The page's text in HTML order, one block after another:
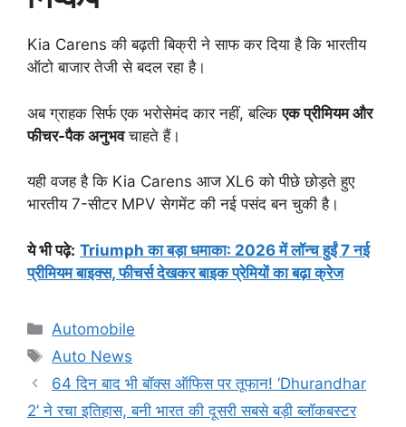
Kia Carens की बढ़ती बिक्री ने साफ कर दिया है कि भारतीय
ऑटो बाजार तेजी से बदल रहा है।
अब ग्राहक सिर्फ एक भरोसेमंद कार नहीं, बल्किएक प्रीमियम और
फीचर-पैक अनुभवचाहते हैं।
यही वजह है कि Kia Carens आज XL6 को पीछे छोड़ते हुए
भारतीय 7-सीटर MPV सेगमेंट की नई पसंद बन चुकी है।
ये भी पढ़े: Triumph का बड़ा धमाका: 2026 में लॉन्च हुईं 7 नई
प्रीमियम बाइक्स, फीचर्स देखकर बाइक प्रेमियों का बढ़ा क्रेज
Categories
Automobile
Tags
Auto News
64 दिन बाद भी बॉक्स ऑफिस पर तूफान! ‘Dhurandhar
2’ ने रचा इतिहास, बनी भारत की दूसरी सबसे बड़ी ब्लॉकबस्टर